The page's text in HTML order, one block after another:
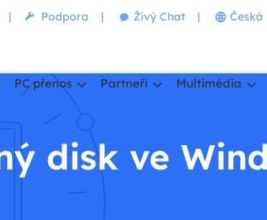
| Podpora | Živý Chat | Česká
PC přenos Partneři Multimédia
disk ve